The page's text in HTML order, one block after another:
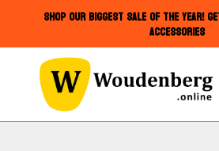
SHOP OUR BIGGEST SALE OF THE YEAR!
ACCESSORIES